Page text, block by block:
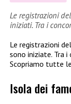
Le registrazioni
iniziati. Tra i
Le registrazioni
sono iniziate. Tra i
Scopriamo tutte
Isola dei